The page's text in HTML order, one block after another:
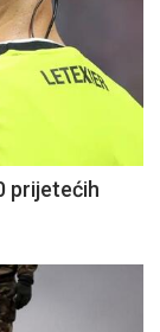
prijetećih